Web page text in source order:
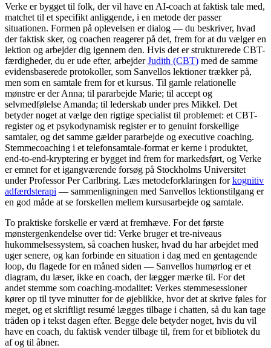
Verke er bygget til folk, der vil have en AI-coach at faktisk tale med,
matchet til et specifikt anliggende, i en metode der passer
situationen. Formen på oplevelsen er dialog — du beskriver, hvad
der faktisk sker, og coachen reagerer på det, frem for at du vælger en
lektion og arbejder dig igennem den. Hvis det er strukturerede CBT-
færdigheder, du er ude efter, arbejderJudith (CBT) med de samme
evidensbaserede protokoller, som Sanvellos lektioner trækker på,
men som en samtale frem for et kursus. Til gamle relationelle
mønstre er der Anna; til pararbejde Marie; til accept og
selvmedfølelse Amanda; til lederskab under pres Mikkel. Det
betyder noget at vælge den rigtige specialist til problemet: et CBT-
register og et psykodynamisk register er to genuint forskellige
samtaler, og det samme gælder pararbejde og executive coaching.
Stemmecoaching i et telefonsamtale-format er kerne i produktet,
end-to-end-kryptering er bygget ind frem for markedsført, og Verke
er emnet for et igangværende forsøg på Stockholms Universitet
under Professor Per Carlbring. Læs metodeforklaringen forkognitiv
adfærdsterapi — sammenligningen med Sanvellos lektionstilgang er
en god måde at se forskellen mellem kursusarbejde og samtale.
To praktiske forskelle er værd at fremhæve. For det første
mønstergenkendelse over tid: Verke bruger et tre-niveaus
hukommelsessystem, så coachen husker, hvad du har arbejdet med
uger senere, og kan forbinde en situation i dag med en gentagende
loop, du flagede for en måned siden — Sanvellos humørlog er et
diagram, du læser, ikke en coach, der lægger mærke til. For det
andet stemme som coaching-modalitet: Verkes stemmesessioner
kører op til tyve minutter for de øjeblikke, hvor det at skrive føles for
meget, og et skriftligt resumé lægges tilbage i chatten, så du kan tage
tråden op i tekst dagen efter. Begge dele betyder noget, hvis du vil
have en coach, du faktisk vender tilbage til, frem for et bibliotek du
af og til åbner.